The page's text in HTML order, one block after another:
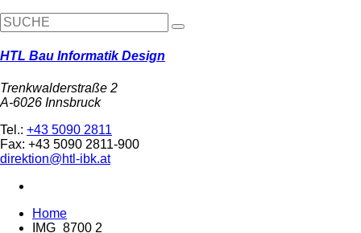
HTL Bau Informatik Design
Trenkwalderstraße 2
A-6026 Innsbruck
Tel.: +43 5090 2811
Fax: +43 5090 2811-900
direktion@htl-ibk.at
Home
IMG_8700 2